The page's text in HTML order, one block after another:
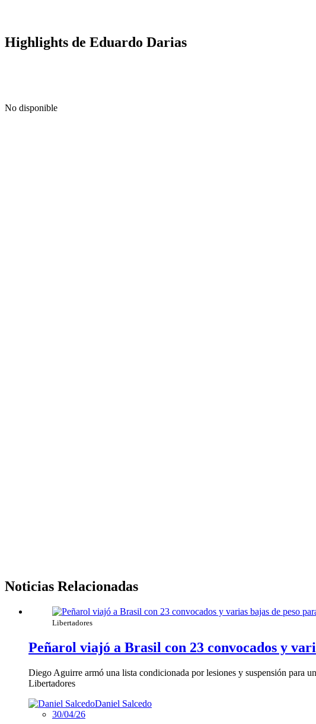
Highlights de Eduardo Darias
No disponible
Noticias Relacionadas
Libertadores
Peñarol viajó a Brasil con 23 convocados y
Diego Aguirre armó una lista condicionada por lesiones y suspensión para
Libertadores
Daniel Salcedo
30/04/26